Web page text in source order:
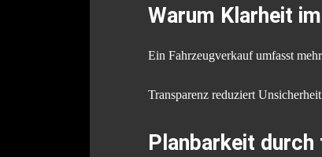
Warum Klarheit
Ein Fahrzeugverkauf umfasst
Transparenz reduziert
Planbarkeit